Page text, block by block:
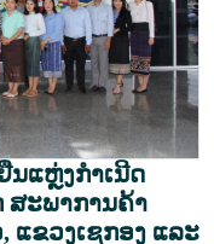
ນແຫຼ່ງກຳເນີດ
ສະພາການຄ້າ
ແຂວງເຊກອງ ແລະ